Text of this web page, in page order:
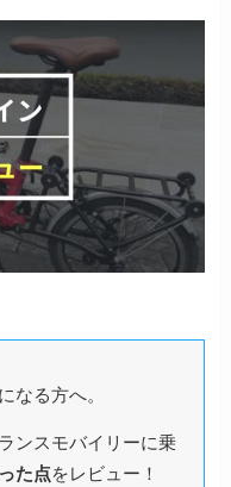
なる方へ。
ンスモバイリーに乗
た点をレビュー！